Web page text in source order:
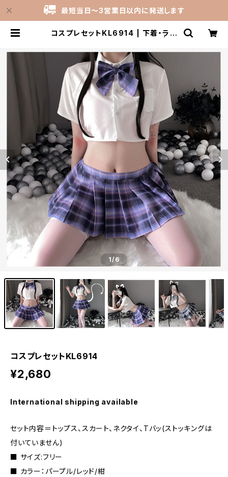
最短当日～3営業日以内に発送します
コスプレセットKL6914 | 下着・ラン
1/6
コスプレセットKL6914
¥2,680
International shipping available
セット内容＝トップス、スカート、ネクタイ、Tバッ(ストッキングは
付いていません)
■ サイズ:フリー
■ カラー：パープル/レッド/紺